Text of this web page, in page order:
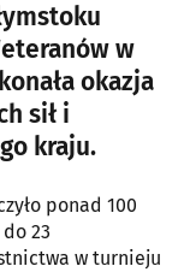
w
okazja
sił i
kraju.
ponad 100
23
w turnieju